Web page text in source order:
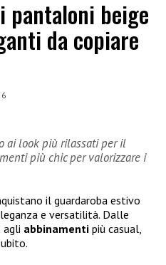
pantaloni beige
da copiare
ai look più rilassati per il
più chic per valorizzare i
il guardaroba estivo
e versatilità. Dalle
agli abbinamenti più casual,